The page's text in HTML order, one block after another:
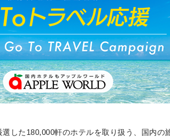
選した180,000軒のホテルを取り扱う、国内の